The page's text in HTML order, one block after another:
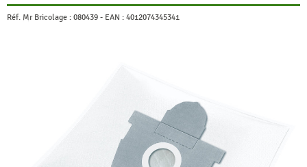
Réf. Mr Bricolage : 080439 - EAN : 4012074345341